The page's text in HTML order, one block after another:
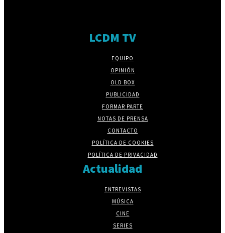
LCDM TV
EQUIPO
OPINIÓN
OLD BOX
PUBLICIDAD
FORMAR PARTE
NOTAS DE PRENSA
CONTACTO
POLÍTICA DE COOKIES
POLÍTICA DE PRIVACIDAD
Actualidad
ENTREVISTAS
MÚSICA
CINE
SERIES